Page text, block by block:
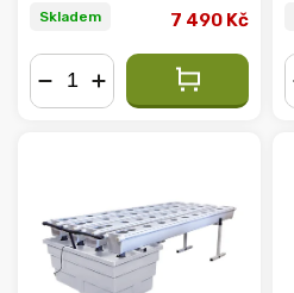
Skladem 7 490 Kč